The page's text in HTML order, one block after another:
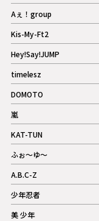
記事
Aぇ！group
記事
Kis-My-Ft2
記事
ギャラリー
Hey!Say!JUMP
記事
timelesz
記事
DOMOTO
記事
嵐
記事
KAT-TUN
記事
ふぉ～ゆ～
記事
A.B.C-Z
記事
ギャラリー
少年忍者
記事
美 少年